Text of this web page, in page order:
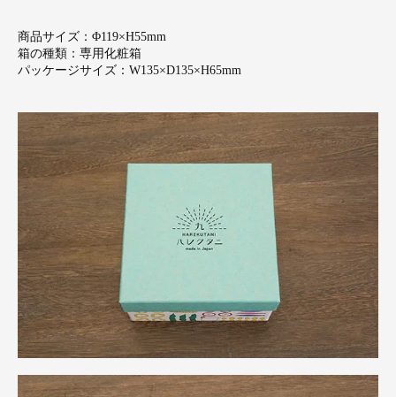
商品サイズ：Φ119×H55mm
箱の種類：専用化粧箱
パッケージサイズ：W135×D135×H65mm